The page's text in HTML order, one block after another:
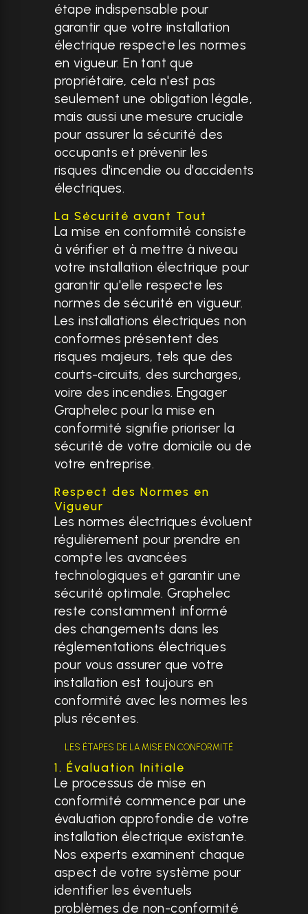
étape indispensable pour
garantir que votre installation
électrique respecte les normes
en vigueur. En tant que
propriétaire, cela n'est pas
seulement une obligation légale,
mais aussi une mesure cruciale
pour assurer la sécurité des
occupants et prévenir les
risques d'incendie ou d'accidents
électriques.
La Sécurité avant Tout
La mise en conformité consiste
à vérifier et à mettre à niveau
votre installation électrique pour
garantir qu'elle respecte les
normes de sécurité en vigueur.
Les installations électriques non
conformes présentent des
risques majeurs, tels que des
courts-circuits, des surcharges,
voire des incendies. Engager
Graphelec pour la mise en
conformité signifie prioriser la
sécurité de votre domicile ou de
votre entreprise.
Respect des Normes en
Vigueur
Les normes électriques évoluent
régulièrement pour prendre en
compte les avancées
technologiques et garantir une
sécurité optimale. Graphelec
reste constamment informé
des changements dans les
réglementations électriques
pour vous assurer que votre
installation est toujours en
conformité avec les normes les
plus récentes.
LES ÉTAPES DE LA MISE EN CONFORMITÉ
1. Évaluation Initiale
Le processus de mise en
conformité commence par une
évaluation approfondie de votre
installation électrique existante.
Nos experts examinent chaque
aspect de votre système pour
identifier les éventuels
problèmes de non-conformité